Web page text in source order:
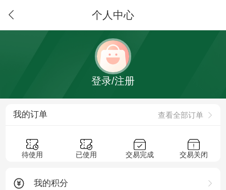
个人中心
登录/注册
我的订单 查看全部订单
待使用 已使用 交易完成 交易关闭
我的积分